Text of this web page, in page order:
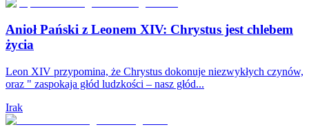
Anioł Pański z Leonem XIV: Chrystus jest chlebem
życia
Leon XIV przypomina, że Chrystus dokonuje niezwykłych czynów,
oraz " zaspokaja głód ludzkości – nasz głód...
Irak